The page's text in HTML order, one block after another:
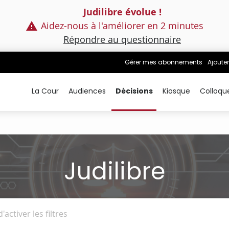
Judilibre évolue !
Aidez-nous à l'améliorer en 2 minutes
Répondre au questionnaire
Gérer mes abonnements
La Cour Audiences Décisions Kiosque
Judilibre